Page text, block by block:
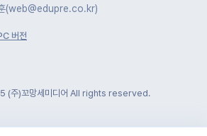
훈(web@edupre.co.kr)
버전
)꼬망세미디어 All rights reserved.